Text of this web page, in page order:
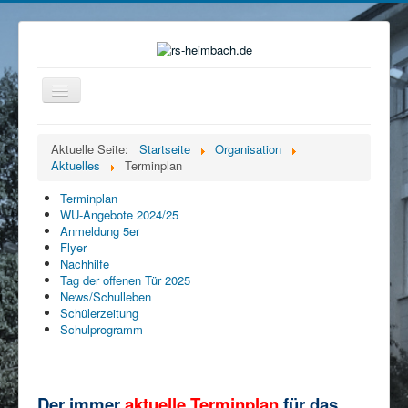
Navigation
an/aus
Organisation
Ganztag
Beratung
Eltern
Förderverein
Mensa
Aktuelle Seite: Startseite
Organisation
Aktuelles
Terminplan
Terminplan
WU-Angebote 2024/25
Anmeldung 5er
Flyer
Nachhilfe
Tag der offenen Tür 2025
News/Schulleben
Schülerzeitung
Schulprogramm